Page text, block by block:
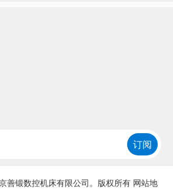
订阅
善锻数控机床有限公司。版权所有 网站地